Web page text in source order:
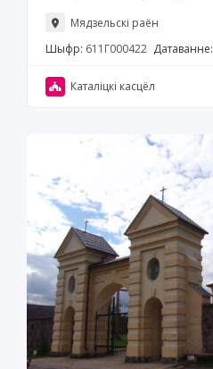
Мядзельскі раён
Шыфр: 611Г000422 Датаванне:
Каталіцкі касцёл